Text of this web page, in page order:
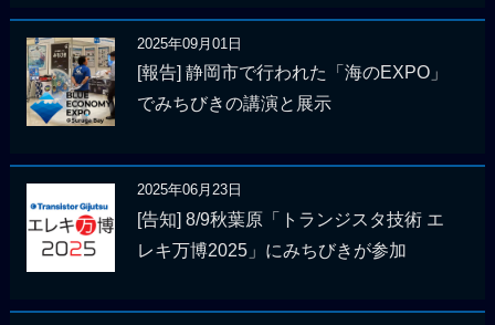
2025年09月01日
[報告] 静岡市で行われた「海のEXPO」
でみちびきの講演と展示
2025年06月23日
[告知] 8/9秋葉原「トランジスタ技術 エ
レキ万博2025」にみちびきが参加